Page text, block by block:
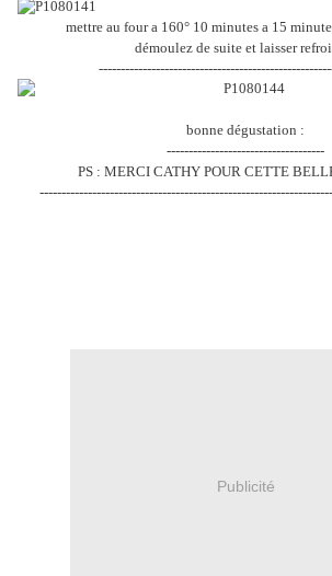
mettre au four a 160° 10 minutes a 15
démoulez de suite et laisser
bonne dégustation :
------------------------------------
PS : MERCI CATHY POUR CETTE
Publicité